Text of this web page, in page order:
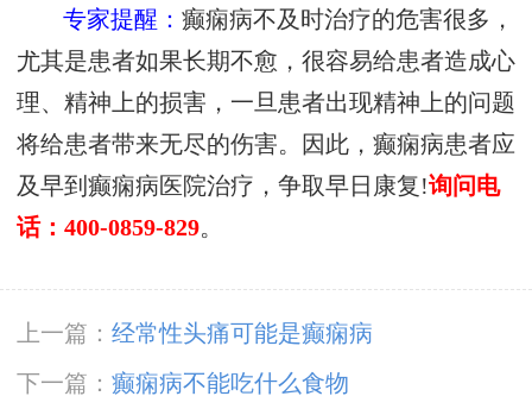
专家提醒：癫痫病不及时治疗的危害很多，
尤其是患者如果长期不愈，很容易给患者造成心
理、精神上的损害，一旦患者出现精神上的问题
将给患者带来无尽的伤害。因此，癫痫病患者应
及早到癫痫病医院治疗，争取早日康复!询问电
话：400-0859-829。
上一篇： 经常性头痛可能是癫痫病
下一篇： 癫痫病不能吃什么食物